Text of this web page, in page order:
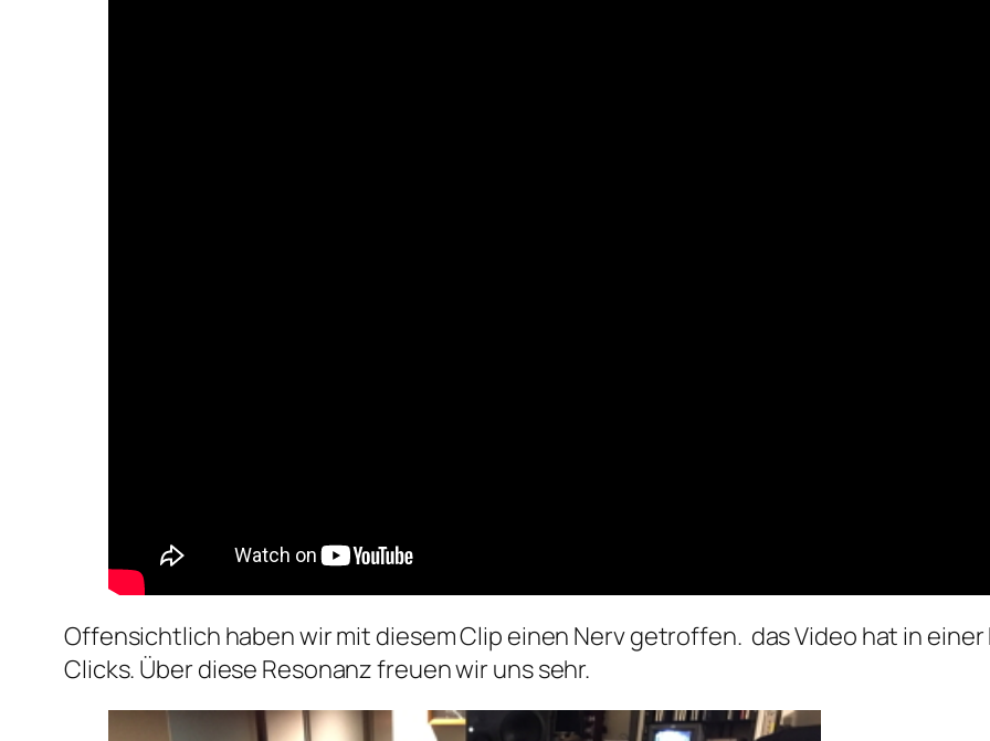
Offensichtlich haben wir mit diesem Clip einen Nerv getroffen. das Video hat in
Clicks. Über diese Resonanz freuen wir uns sehr.